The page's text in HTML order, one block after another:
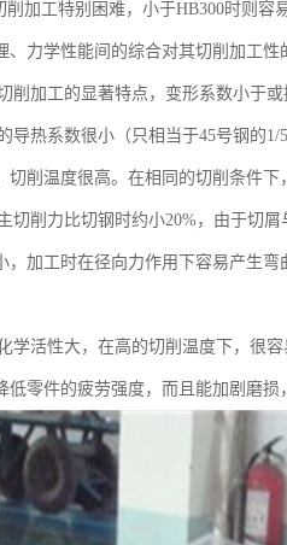
削加工特别困难，小于HB300时则
力学性能间的综合对其切削加工性
削加工的显著特点，变形系数小于
导热系数很小（只相当于45号钢的
削温度很高。在相同的切削条件下
切削力比切钢时约小20%，由于切
，加工时在径向力作用下容易产生
学活性大，在高的切削温度下，很
低零件的疲劳强度，而且能加剧磨损